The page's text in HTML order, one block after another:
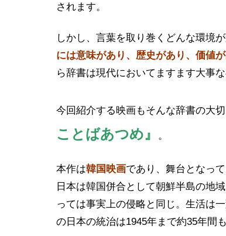
されます。
しかし、言葉を取り巻くどんな環境
には意味があり、歴史があり、価値が
ら辞書は現代においてますます大事
今回紹介する映画もそんな辞書の大
ことばあつめ』
。
本作は韓国映画であり、舞台となっ
日本は韓国併合として朝鮮半島の地
っては事実上の侵略と同じ。生活は
の日本の統治は1945年まで約35年間